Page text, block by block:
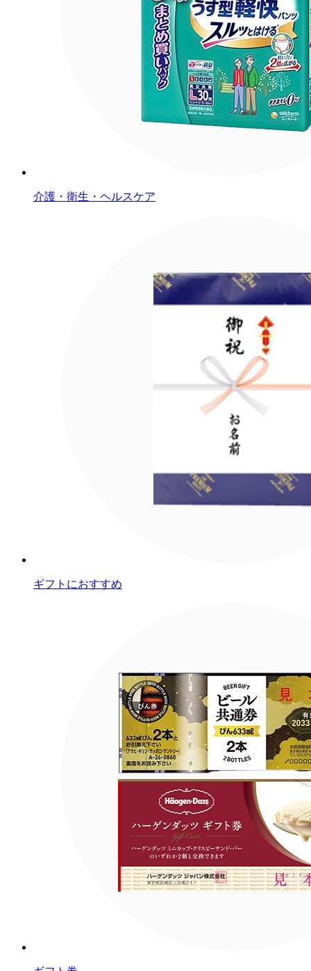
介護・衛生・ヘルスケア
ギフトにおすすめ